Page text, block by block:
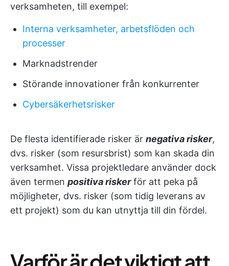
verksamheten, till exempel:
Interna verksamheter, arbetsflöden och
processer
Marknadstrender
Störande innovationer från konkurrenter
Cybersäkerhetsrisker
De flesta identifierade risker är negativa risker,
dvs. risker (som resursbrist) som kan skada din
verksamhet. Vissa projektledare använder dock
även termen positiva riskerför att peka på
möjligheter, dvs. risker (som tidig leverans av
ett projekt) som du kan utnyttja till din fördel.